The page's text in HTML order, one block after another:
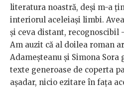
literatura noastră, deși m-a
interiorul aceleiași limbi.
și ceva distant, recognoscibil
Am auzit că al doilea roman
Adameșteanu și Simona Sora
texte generoase de coperta
așadar, nicio ezitare în fața